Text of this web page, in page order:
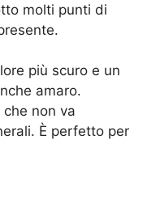
molti punti di
più scuro e un
amaro.
non va
È perfetto per